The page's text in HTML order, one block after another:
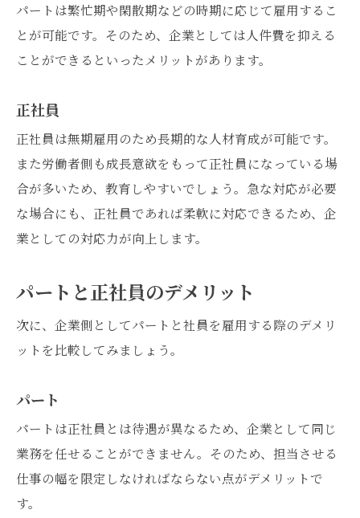
パートは繁忙期や閑散期などの時期に応じて雇用するこ
とが可能です。そのため、企業としては人件費を抑える
ことができるといったメリットがあります。
正社員
正社員は無期雇用のため長期的な人材育成が可能です。
また労働者側も成長意欲をもって正社員になっている場
合が多いため、教育しやすいでしょう。急な対応が必要
な場合にも、正社員であれば柔軟に対応できるため、企
業としての対応力が向上します。
パートと正社員のデメリット
次に、企業側としてパートと社員を雇用する際のデメリ
ットを比較してみましょう。
パート
パートは正社員とは待遇が異なるため、企業として同じ
業務を任せることができません。そのため、担当させる
仕事の幅を限定しなければならない点がデメリットで
す。